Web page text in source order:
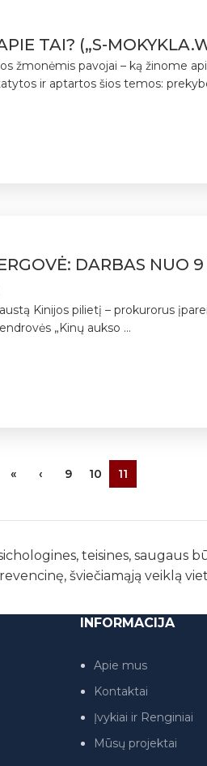
TAI? („S-
žmonėmis pavojai – ką žinome
ir aptartos šios temos:
DARBAS NUO
Kinijos pilietį – prokurorus
„Kinų aukso ...
« ‹ 9 10 11
teisines, saugaus
šviečiamąją veiklą
INFORMACIJA
Apie mus
Kontaktai
Įvykiai ir Renginiai
Mūsų projektai